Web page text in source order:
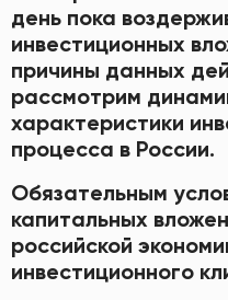
день пока
инвестиционных
причины данных
рассмотрим
характеристики
процесса в России.
Обязательным
капитальных
российской
инвестиционного